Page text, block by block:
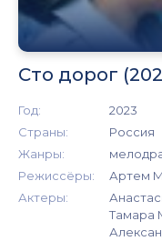
Сто дорог
Год:
2023
Страны:
Россия
Жанры:
Режиссёры:
Артем
Актеры:
Тамара